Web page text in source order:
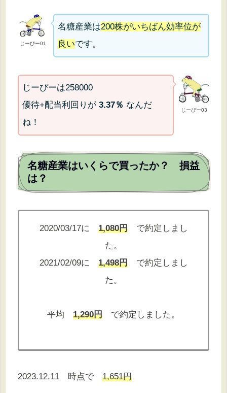
じーぴー01
名糖産業は200株がいちばん効率位が
良いです。
じーぴー03
じーぴーは258000
優待+配当利回りが 3.37％ なんだ
ね！
名糖産業はいくらで買ったか？ 損益
は？
2020/03/17に 1,080円で約定しまし
た。
2021/02/09に 1,498円で約定しまし
た。
平均 1,290円 で約定しました。
2023.12.11 時点で 1,651円